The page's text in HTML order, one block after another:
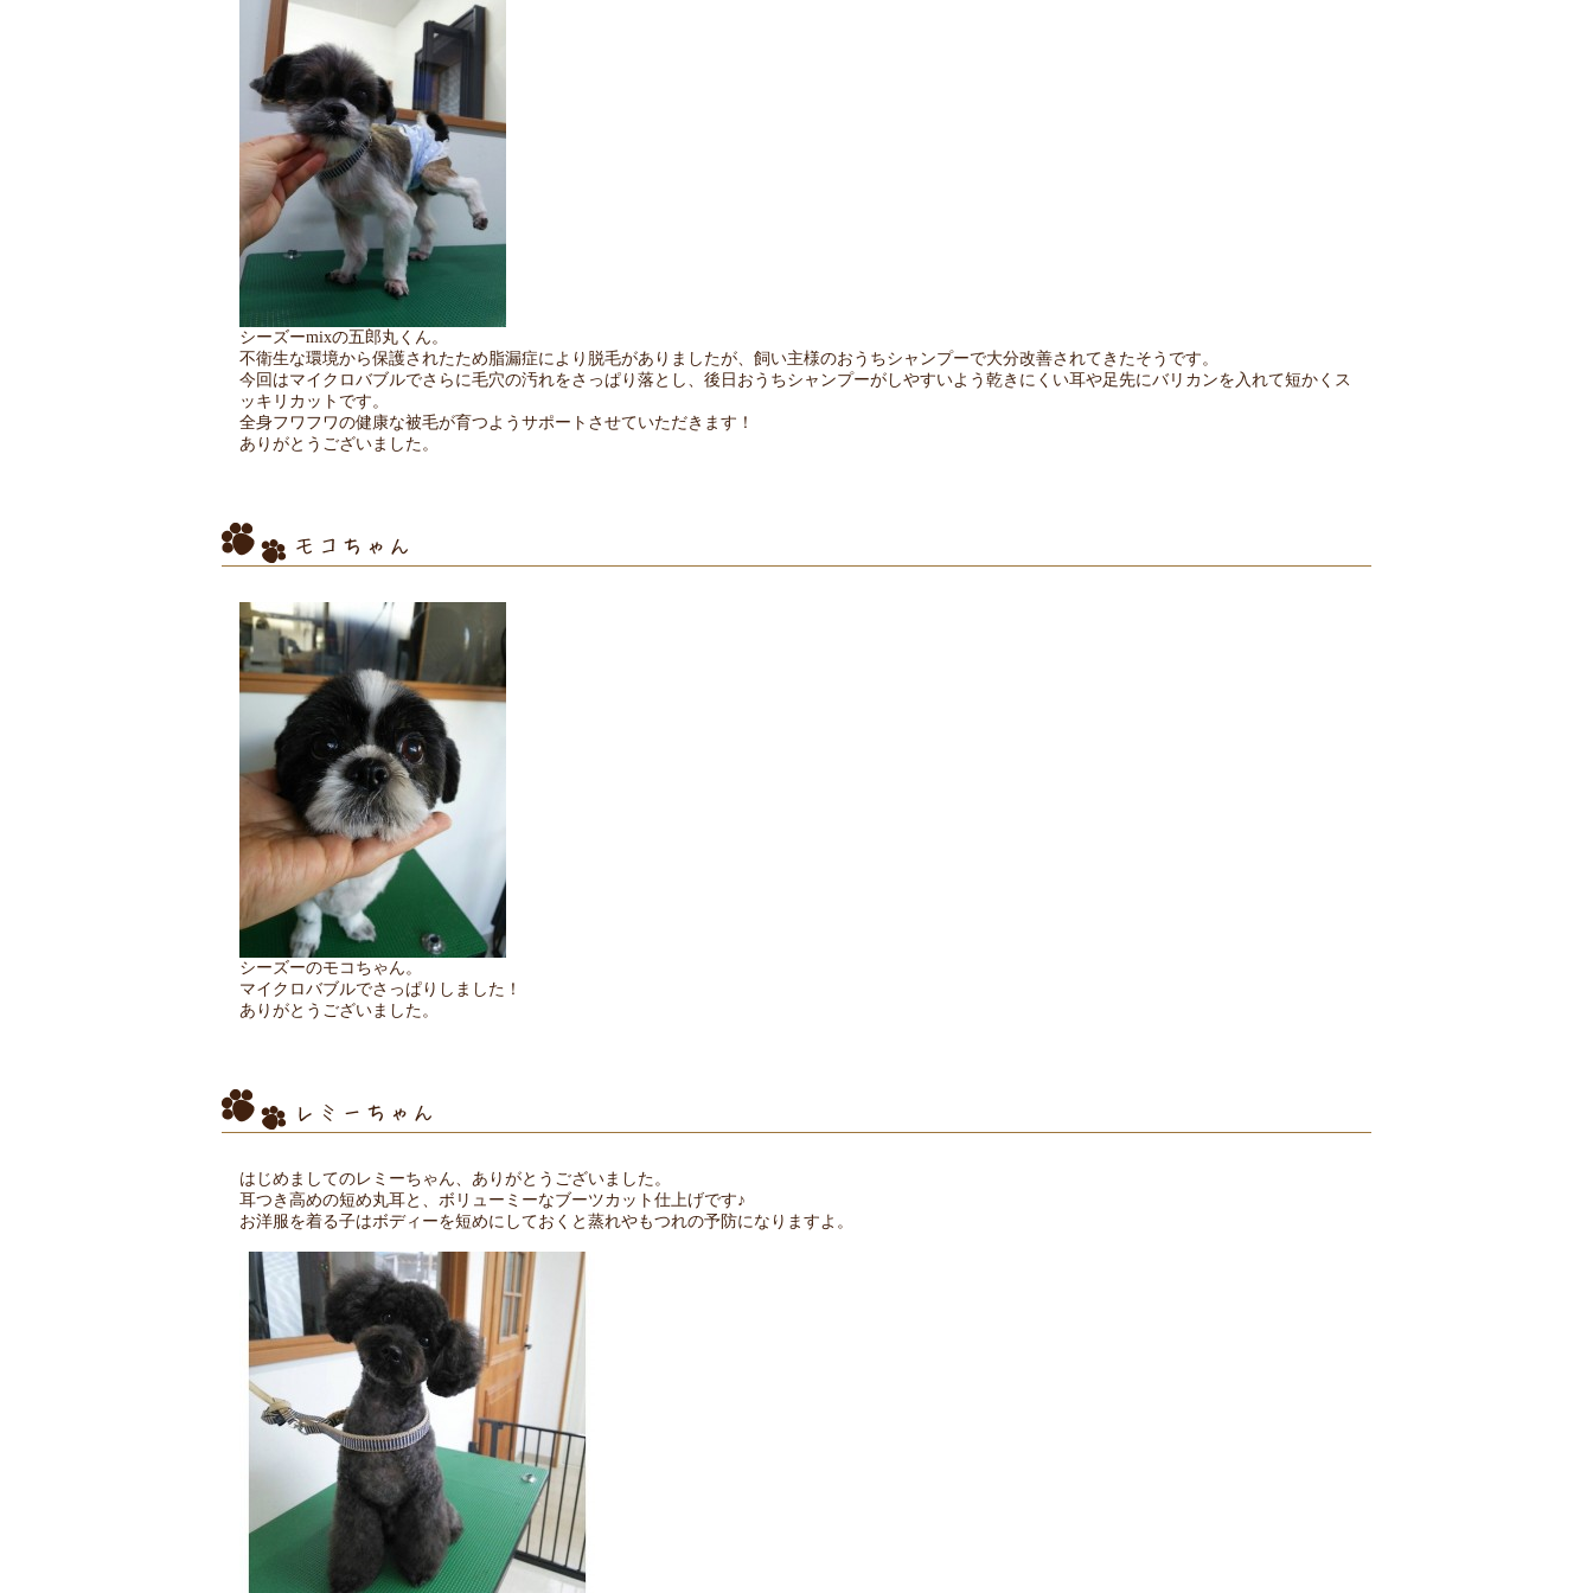
シーズーmixの五郎丸くん。
不衛生な環境から保護されたため脂漏症により脱毛がありましたが、飼い主様のおうちシャンプーで大分改善されてきたそうです。
今回はマイクロバブルでさらに毛穴の汚れをさっぱり落とし、後日おうちシャンプーがしやすいよう乾きにくい耳や足先にバリカンを入れて短かくス
ッキリカットです。
全身フワフワの健康な被毛が育つようサポートさせていただきます！
ありがとうございました。
モコちゃん
シーズーのモコちゃん。
マイクロバブルでさっぱりしました！
ありがとうございました。
レミーちゃん
はじめましてのレミーちゃん、ありがとうございました。
耳つき高めの短め丸耳と、ボリューミーなブーツカット仕上げです♪
お洋服を着る子はボディーを短めにしておくと蒸れやもつれの予防になりますよ。